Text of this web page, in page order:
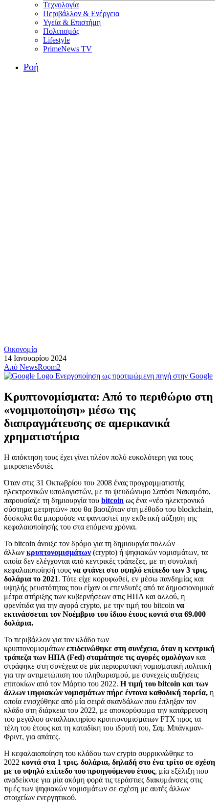
Τεχνολογία
Περιβάλλον & Ενέργεια
Υγεία & Επιστήμη
Πολιτισμός
Lifestyle
PrimeNews TV
Ροή
Οικονομία
14 Ιανουαρίου 2024
Από NewsRoom2
Ενεργοποίηση ως προτιμώμενη πηγή στην Google
Κρυπτονομίσματα: Από το περιθώριο στη
«νομιμοποίηση» μέσω της
διαπραγμάτευσης σε αμερικανικά
χρηματιστήρια
H απόκτηση τους έχει γίνει πλέον πολύ ευκολότερη για τους
μικροεπενδυτές
Όταν στις 31 Οκτωβρίου του 2008 ένας προγραμματιστής
ηλεκτρονικών υπολογιστών, με το ψευδώνυμο Σατόσι Νακαμότο,
παρουσίαζε τη δημιουργία του bitcoin ως ένα «νέο ηλεκτρονικό
σύστημα μετρητών» που θα βασιζόταν στη μέθοδο του blockchain,
δύσκολα θα μπορούσε να φανταστεί την εκθετική αύξηση της
κεφαλαιοποίησής του στα επόμενα χρόνια.
Το bitcoin άνοιξε τον δρόμο για τη δημιουργία πολλών
άλλων κρυπτονομισμάτων (crypto) ή ψηφιακών νομισμάτων, τα
οποία δεν ελέγχονται από κεντρικές τράπεζες, με τη συνολική
κεφαλαιοποίησή τους να φτάνει στο υψηλό επίπεδο των 3 τρις.
δολάρια το 2021. Τότε είχε κορυφωθεί, εν μέσω πανδημίας και
υψηλής ρευστότητας που είχαν οι επενδυτές από τα δημοσιονομικά
μέτρα στήριξης των κυβερνήσεων στις ΗΠΑ και αλλού, η
φρενίτιδα για την αγορά crypto, με την τιμή του bitcoin να
εκτινάσσεται τον Νοέμβριο του ίδιου έτους κοντά στα 69.000
δολάρια.
Το περιβάλλον για τον κλάδο των
κρυπτονομισμάτων επιδεινώθηκε στη συνέχεια, όταν η κεντρική
τράπεζα των ΗΠΑ (Fed) σταμάτησε τις αγορές ομολόγων και
στράφηκε στη συνέχεια σε μία περιοριστική νομισματική πολιτική
για την αντιμετώπιση του πληθωρισμού, με συνεχείς αυξήσεις
επιτοκίων από τον Μάρτιο του 2022. Η τιμή του bitcoin και των
άλλων ψηφιακών νομισμάτων πήρε έντονα καθοδική πορεία, η
οποία ενισχύθηκε από μία σειρά σκανδάλων που έπληξαν τον
κλάδο στη διάρκεια του 2022, με αποκορύφωμα την κατάρρευση
του μεγάλου ανταλλακτηρίου κρυπτονομισμάτων FTX προς τα
τέλη του έτους και τη καταδίκη του ιδρυτή του, Σαμ Μπάνκμαν-
Φριντ, για απάτες.
Η κεφαλαιοποίηση του κλάδου των crypto συρρικνώθηκε το
2022 κοντά στα 1 τρις. δολάρια, δηλαδή στο ένα τρίτο σε σχέση
με το υψηλό επίπεδο του προηγούμενου έτους, μία εξέλιξη που
αναδείκνυε για μία ακόμη φορά τις τεράστιες διακυμάνσεις στις
τιμές των ψηφιακών νομισμάτων σε σχέση με αυτές άλλων
στοιχείων ενεργητικού.